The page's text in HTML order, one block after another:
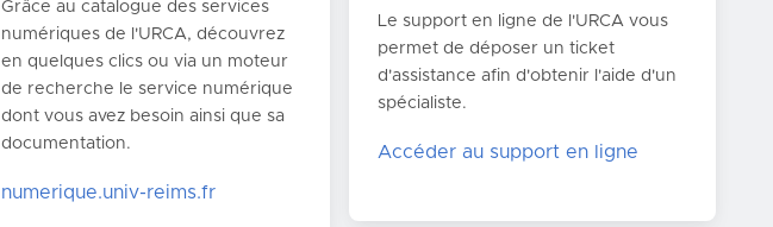
Grâce au catalogue des services
numériques de l'URCA, découvrez
en quelques clics ou via un moteur
de recherche le service numérique
dont vous avez besoin ainsi que sa
documentation.
numerique.univ-reims.fr
Le support en ligne de l'URCA vous
permet de déposer un ticket
d'assistance afin d'obtenir l'aide d'un
spécialiste.
Accéder au support en ligne